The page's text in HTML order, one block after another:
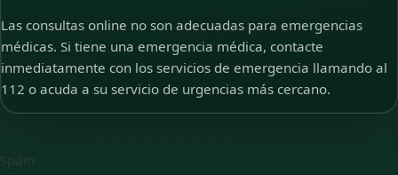
Las consultas online no son adecuadas para emergencias
médicas. Si tiene una emergencia médica, contacte
inmediatamente con los servicios de emergencia llamando al
112 o acuda a su servicio de urgencias más cercano.
Spain